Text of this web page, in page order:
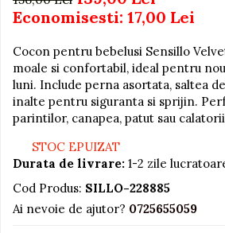
Jucarii educative din lemn
Motociclete
Muzica si instrumente
Pistoale
Plastilina
Proiectoare
Saltelute si centre de activitati
Set Avioane si submarine
Seturi de doctor
Economisesti: 17,00 Lei
Cocon pentru bebelusi Sensillo
moale si confortabil, ideal pentru
luni. Include perna asortata, saltea
inalte pentru siguranta si sprijin.
parintilor, canapea, patut sau
STOC EPUIZAT
Durata de livrare: 1-2 zile
Cod Produs: SILLO-228885
Ai nevoie de ajutor? 0725655059